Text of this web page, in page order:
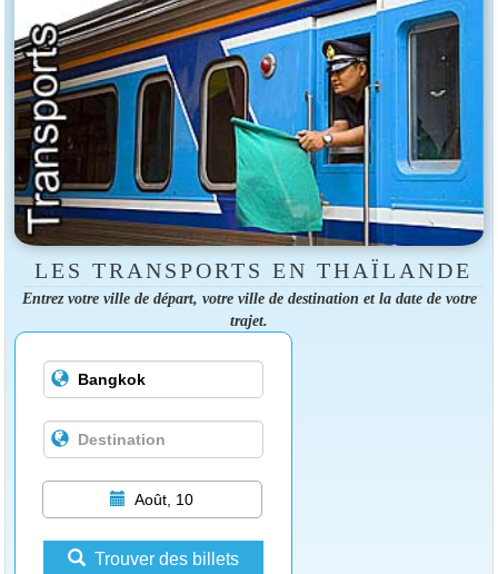
LES TRANSPORTS EN THAÏLANDE
Entrez votre ville de départ, votre ville de destination et la date de votre
trajet.
Août, 10
Trouver des billets